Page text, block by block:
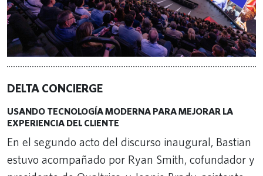
DELTA CONCIERGE
USANDO TECNOLOGÍA MODERNA PARA MEJORAR LA
EXPERIENCIA DEL CLIENTE
En el segundo acto del discurso inaugural, Bastian
estuvo acompañado por Ryan Smith, cofundador y